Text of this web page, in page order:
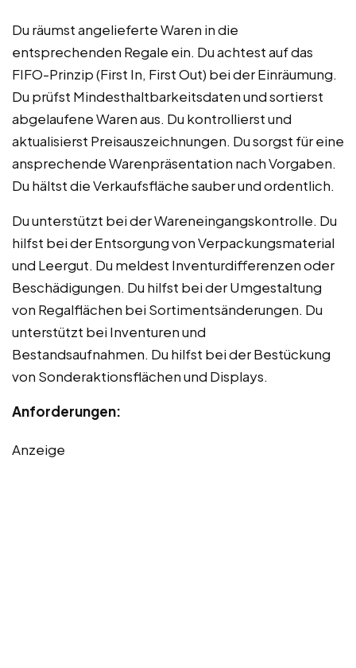
Du räumst angelieferte Waren in die
entsprechenden Regale ein. Du achtest auf das
FIFO-Prinzip (First In, First Out) bei der Einräumung.
Du prüfst Mindesthaltbarkeitsdaten und sortierst
abgelaufene Waren aus. Du kontrollierst und
aktualisierst Preisauszeichnungen. Du sorgst für eine
ansprechende Warenpräsentation nach Vorgaben.
Du hältst die Verkaufsfläche sauber und ordentlich.
Du unterstützt bei der Wareneingangskontrolle. Du
hilfst bei der Entsorgung von Verpackungsmaterial
und Leergut. Du meldest Inventurdifferenzen oder
Beschädigungen. Du hilfst bei der Umgestaltung
von Regalflächen bei Sortimentsänderungen. Du
unterstützt bei Inventuren und
Bestandsaufnahmen. Du hilfst bei der Bestückung
von Sonderaktionsflächen und Displays.
Anforderungen:
Anzeige